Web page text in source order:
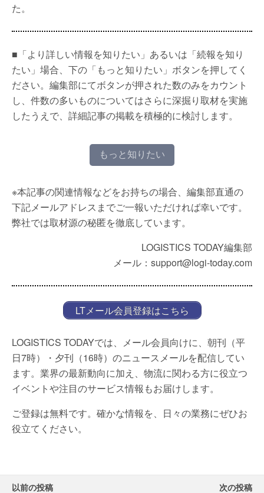
た。
■「より詳しい情報を知りたい」あるいは「続報を知り
たい」場合、下の「もっと知りたい」ボタンを押してく
ださい。編集部にてボタンが押された数のみをカウント
し、件数の多いものについてはさらに深掘り取材を実施
したうえで、詳細記事の掲載を積極的に検討します。
もっと知りたい
※本記事の関連情報などをお持ちの場合、編集部直通の
下記メールアドレスまでご一報いただければ幸いです。
弊社では取材源の秘匿を徹底しています。
LOGISTICS TODAY編集部
メール：support@logi-today.com
LTメール会員登録はこちら
LOGISTICS TODAYでは、メール会員向けに、朝刊（平
日7時）・夕刊（16時）のニュースメールを配信してい
ます。業界の最新動向に加え、物流に関わる方に役立つ
イベントや注目のサービス情報もお届けします。
ご登録は無料です。確かな情報を、日々の業務にぜひお
役立てください。
以前の投稿 次の投稿